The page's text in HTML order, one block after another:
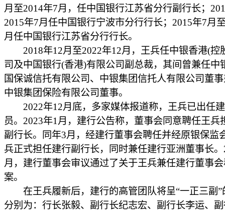
月至2014年7月，任中国银行江苏省分行副行长；
2015年7月任中国银行宁波市分行行长；2015年7月
月任中国银行江苏省分行行长。
2018年12月至2022年12月，王兵任中银香港(控
司及中国银行(香港)有限公司副总裁，其间曾兼任中
国保诚信托有限公司、中银集团信托人有限公司董
中银集团保险有限公司董事。
2022年12月底，多家媒体报道称，王兵已出任
员。2023年1月，建行公告称，董事会同意聘任王兵
副行长。同年3月，经建行董事会聘任并经原银保监
兵正式担任建行副行长，同时兼任建行亚洲董事长。
月，建行董事会审议通过了关于王兵兼任建行董事
案。
在王兵履新后，建行的高管团队将呈“一正三副”
分别为：行长张毅、副行长纪志宏、副行长李运、